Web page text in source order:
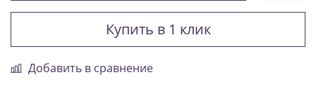
Купить в 1 клик
Добавить в сравнение